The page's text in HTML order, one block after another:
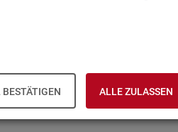
ALLE ZULASSEN